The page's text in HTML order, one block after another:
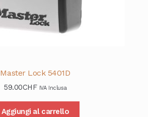
Master Lock 5401D
59.00CHF IVA Inclusa
Aggiungi al carrello